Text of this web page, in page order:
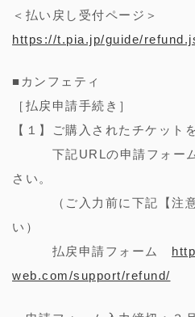
＜払い戻し受付ページ＞
https://t.pia.jp/guide/
■カンフェティ
［払戻申請手続き］
【１】ご購入されたチケット
下記URLの申請フォーム
さい。
（ご入力前に下記【注意
い）
払戻申請フォーム
web.com/support/refund/